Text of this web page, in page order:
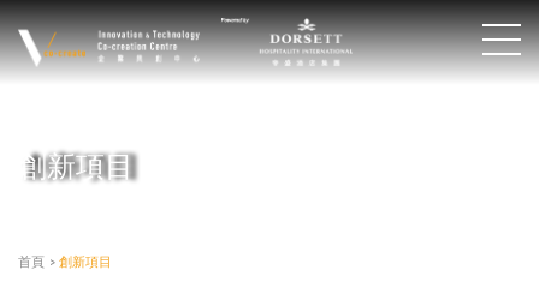
創新項目
首頁 > 創新項目